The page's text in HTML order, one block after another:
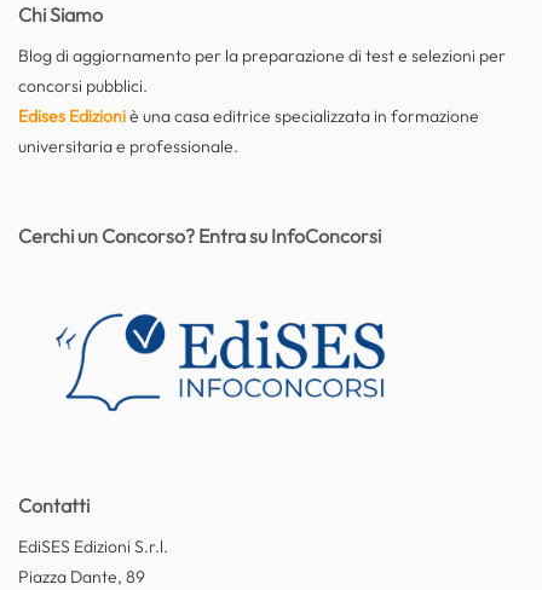
Chi Siamo
Blog di aggiornamento per la preparazione di test e selezioni per
concorsi pubblici.
Edises Edizioniè una casa editrice specializzata in formazione
universitaria e professionale.
Contatti
EdiSES Edizioni S.r.l.
Piazza Dante, 89
Cerchi un Concorso? Entra su InfoConcorsi